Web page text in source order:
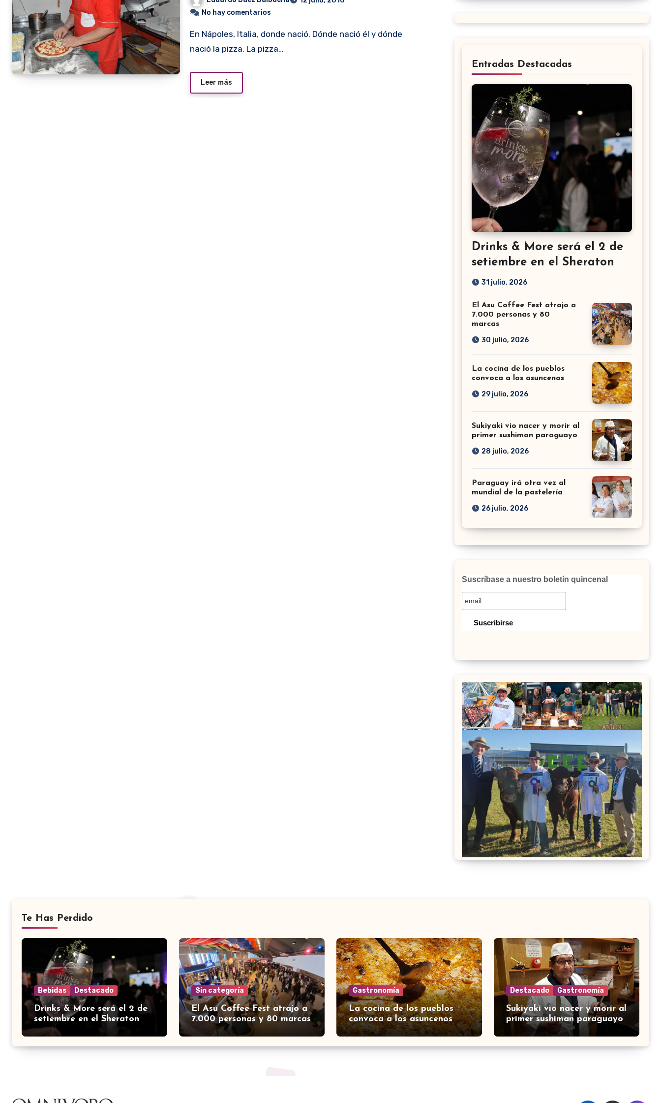
No hay comentarios
En Nápoles, Italia, donde nació. Dónde nació él y dónde
nació la pizza. La pizza…
Leer más
Entradas Destacadas
Drinks & More será el 2 de
setiembre en el Sheraton
31 julio, 2026
El Asu Coffee Fest atrajo a
7.000 personas y 80
marcas
30 julio, 2026
La cocina de los pueblos
convoca a los asuncenos
29 julio, 2026
Sukiyaki vio nacer y morir al
primer sushiman paraguayo
28 julio, 2026
Paraguay irá otra vez al
mundial de la pastelería
26 julio, 2026
Suscríbase a nuestro boletín quincenal
Te Has Perdido
Bebidas Destacado
Drinks & More será el 2 de
setiembre en el Sheraton
Sin categoría
El Asu Coffee Fest atrajo a
7.000 personas y 80 marcas
Gastronomía
La cocina de los pueblos
convoca a los asuncenos
Destacado Gastronomía
Sukiyaki vio nacer y morir al
primer sushiman paraguayo